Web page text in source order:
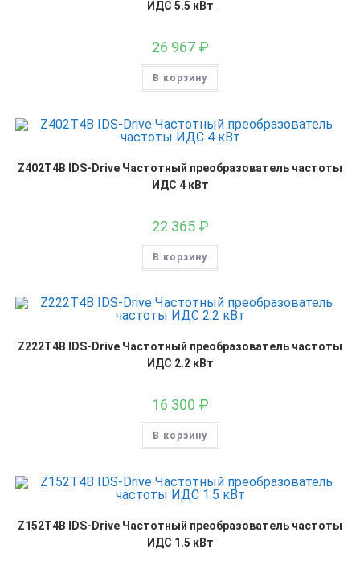
ИДС 5.5 кВт
26 967 ₽
В корзину
Z402T4B IDS-Drive Частотный преобразователь частоты
ИДС 4 кВт
22 365 ₽
В корзину
Z222T4B IDS-Drive Частотный преобразователь частоты
ИДС 2.2 кВт
16 300 ₽
В корзину
Z152T4B IDS-Drive Частотный преобразователь частоты
ИДС 1.5 кВт